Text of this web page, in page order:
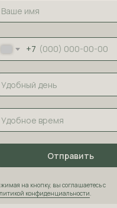
+7
Отправить
на кнопку, вы соглашаетесь с
конфиденциальности.